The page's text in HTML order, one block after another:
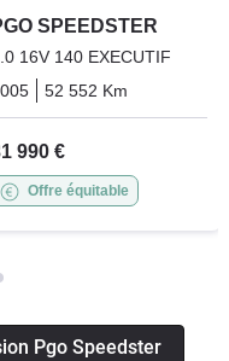
SPEEDSTER
16V 140 EXECUTIF
52 552 Km
990 €
Offre équitable
Pgo Speedster